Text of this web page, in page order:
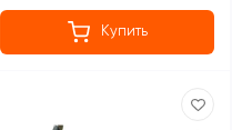
Купить